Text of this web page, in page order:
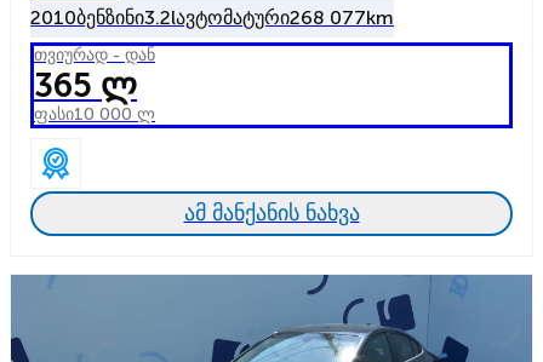
2010ბენზინი3.2lავტომატური268 077km
თვიურად - დან
365 ლ
ფასი10 000 ლ
ამ მანქანის ნახვა